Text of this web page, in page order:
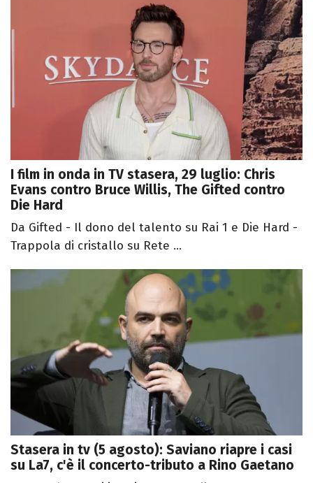
I film in onda in TV stasera, 29 luglio: Chris
Evans contro Bruce Willis, The Gifted contro
Die Hard
Da Gifted - Il dono del talento su Rai 1 e Die Hard -
Trappola di cristallo su Rete ...
Stasera in tv (5 agosto): Saviano riapre i casi
su La7, c'è il concerto-tributo a Rino Gaetano